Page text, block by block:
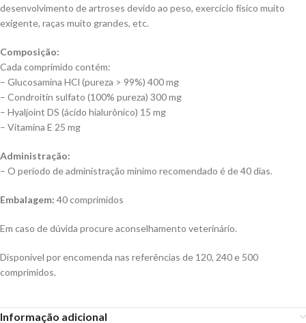
desenvolvimento de artroses devido ao peso, exercício físico muito
exigente, raças muito grandes, etc.
Composição:
Cada comprimido contém:
– Glucosamina HCl (pureza > 99%) 400 mg
– Condroitín sulfato (100% pureza) 300 mg
– Hyaljoint DS (ácido hialurônico) 15 mg
– Vitamina E 25 mg
Administração:
– O período de administração minímo recomendado é de 40 dias.
Embalagem: 40 comprimidos
Em caso de dúvida procure aconselhamento veterinário.
Disponível por encomenda nas referências de 120, 240 e 500
comprimidos.
Informação adicional